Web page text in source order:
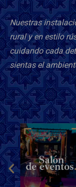
Nuestras
rural y en estilo
cuidando cada
sientas el